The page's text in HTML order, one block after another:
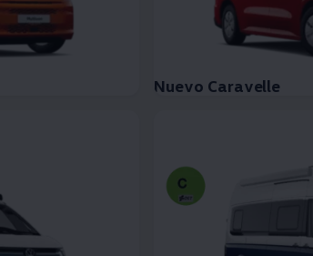
Nuevo Caravelle